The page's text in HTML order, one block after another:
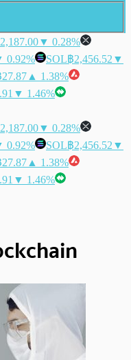
▼ 0.28%
0.92% SOL฿2,456.52 ▼
▲ 1.38%
▼ 1.46%
▼ 0.28%
0.92% SOL฿2,456.52 ▼
▲ 1.38%
▼ 1.46%